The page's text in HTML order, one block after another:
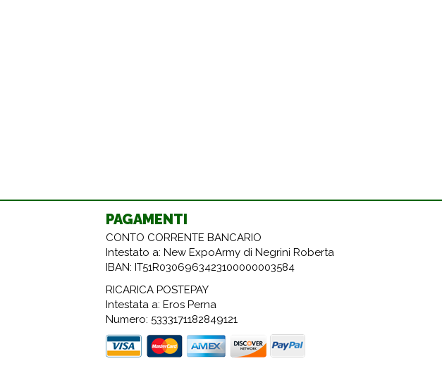
PAGAMENTI
CONTO CORRENTE BANCARIO
Intestato a: New ExpoArmy di Negrini Roberta
IBAN: IT51R0306963423100000003584
RICARICA POSTEPAY
Intestata a: Eros Perna
Numero: 5333171182849121